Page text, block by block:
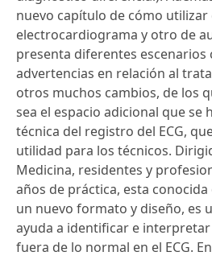
nuevo capítulo de cómo utilizar
electrocardiograma y otro de
presenta diferentes escenarios
advertencias en relación al
otros muchos cambios, de los
sea el espacio adicional que se
técnica del registro del ECG,
utilidad para los técnicos.
Medicina, residentes y
años de práctica, esta
un nuevo formato y diseño, es
ayuda a identificar e
fuera de lo normal en el ECG.